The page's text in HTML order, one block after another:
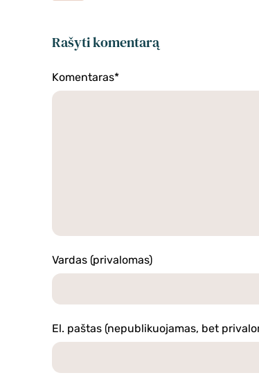
Rašyti komentarą
Komentaras*
Vardas (privalomas)
El. paštas (nepublikuojamas, bet